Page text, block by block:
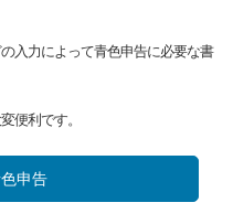
入力によって青色申告に必要な書
便利です。
申告